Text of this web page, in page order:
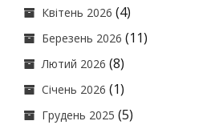
Квітень 2026 (4)
Березень 2026 (11)
Лютий 2026 (8)
Січень 2026 (1)
Грудень 2025 (5)